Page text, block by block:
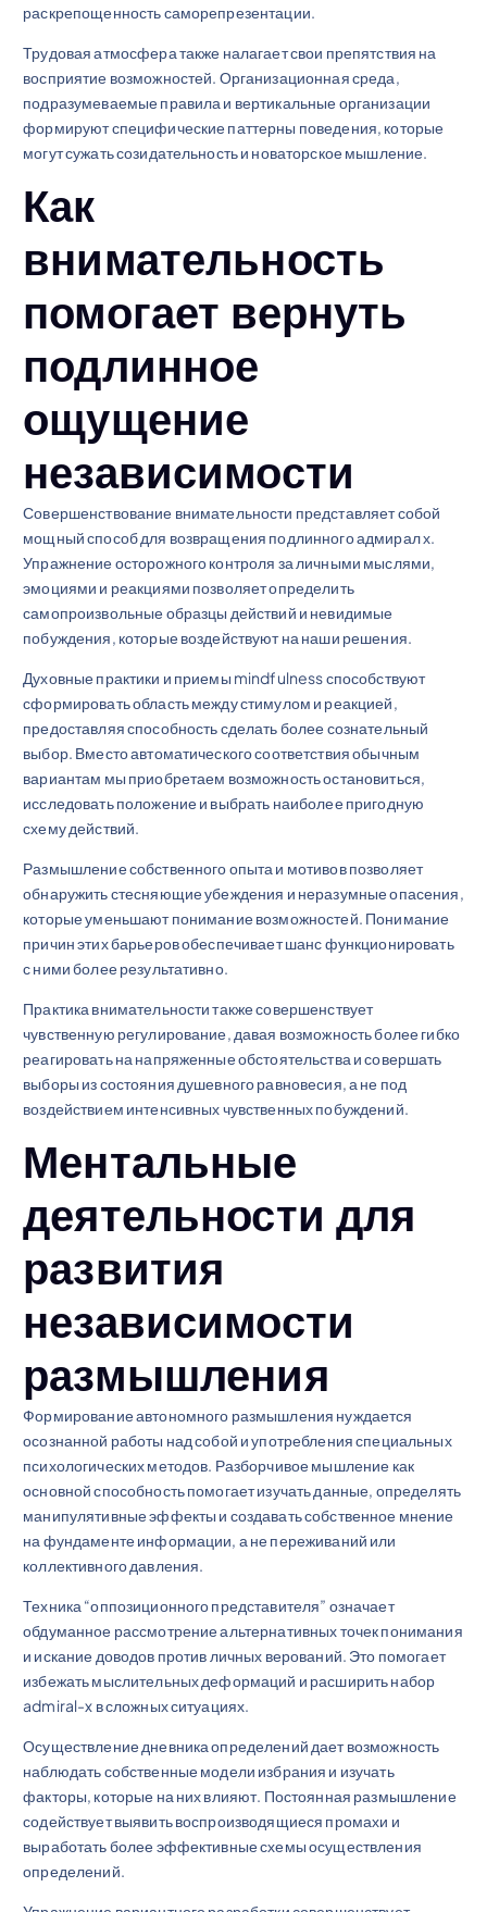
раскрепощенность саморепрезентации.
Трудовая атмосфера также налагает свои препятствия на
восприятие возможностей. Организационная среда,
подразумеваемые правила и вертикальные организации
формируют специфические паттерны поведения, которые
могут сужать созидательность и новаторское мышление.
Как
внимательность
помогает вернуть
подлинное
ощущение
независимости
Совершенствование внимательности представляет собой
мощный способ для возвращения подлинного адмирал х.
Упражнение осторожного контроля за личными мыслями,
эмоциями и реакциями позволяет определить
самопроизвольные образцы действий и невидимые
побуждения, которые воздействуют на наши решения.
Духовные практики и приемы mindfulness способствуют
сформировать область между стимулом и реакцией,
предоставляя способность сделать более сознательный
выбор. Вместо автоматического соответствия обычным
вариантам мы приобретаем возможность остановиться,
исследовать положение и выбрать наиболее пригодную
схему действий.
Размышление собственного опыта и мотивов позволяет
обнаружить стесняющие убеждения и неразумные опасения,
которые уменьшают понимание возможностей. Понимание
причин этих барьеров обеспечивает шанс функционировать
с ними более результативно.
Практика внимательности также совершенствует
чувственную регулирование, давая возможность более гибко
реагировать на напряженные обстоятельства и совершать
выборы из состояния душевного равновесия, а не под
воздействием интенсивных чувственных побуждений.
Ментальные
деятельности для
развития
независимости
размышления
Формирование автономного размышления нуждается
осознанной работы над собой и употребления специальных
психологических методов. Разборчивое мышление как
основной способность помогает изучать данные, определять
манипулятивные эффекты и создавать собственное мнение
на фундаменте информации, а не переживаний или
коллективного давления.
Техника “оппозиционного представителя” означает
обдуманное рассмотрение альтернативных точек понимания
и искание доводов против личных верований. Это помогает
избежать мыслительных деформаций и расширить набор
admiral-x в сложных ситуациях.
Осуществление дневника определений дает возможность
наблюдать собственные модели избрания и изучать
факторы, которые на них влияют. Постоянная размышление
содействует выявить воспроизводящиеся промахи и
выработать более эффективные схемы осуществления
определений.